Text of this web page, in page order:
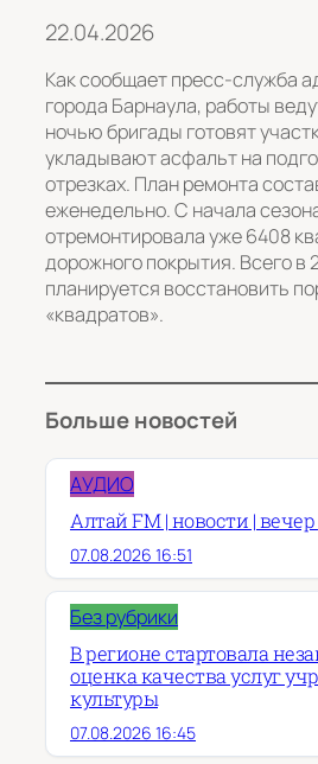
22.04.2026
Как сообщает пресс-служба
города Барнаула, работы
ночью бригады готовят
укладывают асфальт на
отрезках. План ремонта
еженедельно. С начала
отремонтировала уже 6408
дорожного покрытия. Всего в
планируется восстановить
«квадратов».
Больше новостей
АУДИО
Алтай FM | новости | вечер
07.08.2026 16:51
Без рубрики
В регионе стартовала
оценка качества услуг
культуры
07.08.2026 16:45